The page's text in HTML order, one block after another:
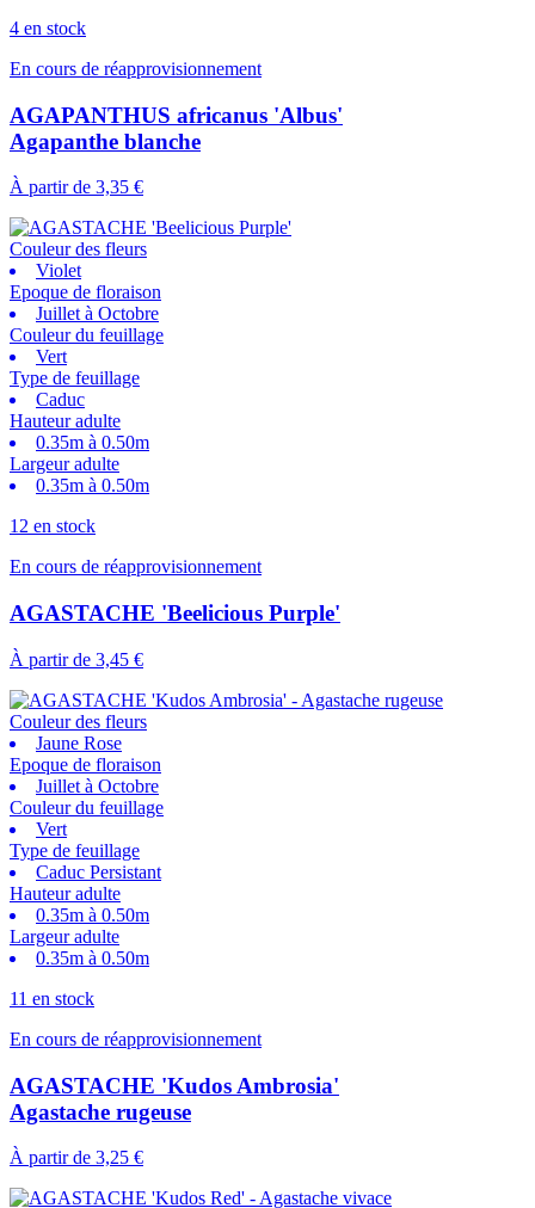
4 en stock
En cours de réapprovisionnement
AGAPANTHUS africanus 'Albus'
Agapanthe blanche
À partir de 3,35 €
Couleur des fleurs
Violet
Epoque de floraison
Juillet à Octobre
Couleur du feuillage
Vert
Type de feuillage
Caduc
Hauteur adulte
0.35m à 0.50m
Largeur adulte
0.35m à 0.50m
12 en stock
En cours de réapprovisionnement
AGASTACHE 'Beelicious Purple'
À partir de 3,45 €
Couleur des fleurs
Jaune Rose
Epoque de floraison
Juillet à Octobre
Couleur du feuillage
Vert
Type de feuillage
Caduc Persistant
Hauteur adulte
0.35m à 0.50m
Largeur adulte
0.35m à 0.50m
11 en stock
En cours de réapprovisionnement
AGASTACHE 'Kudos Ambrosia'
Agastache rugeuse
À partir de 3,25 €